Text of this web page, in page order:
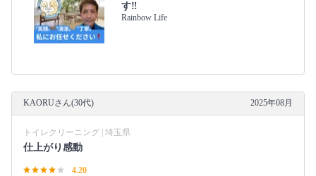
す‼️
Rainbow Life
KAORUさん(30代) 2025年08月
トイレクリーニング | 埼玉県
仕上がり感動
4.20